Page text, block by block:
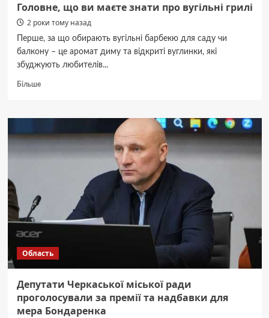
Головне, що ви маєте знати про вугільні грилі
2 роки тому назад
Перше, за що обирають вугільні барбекю для саду чи
балкону – це аромат диму та відкриті вуглинки, які
збуджують любителів...
БільшеДокладніше
що
маєте
Область
Депутати Черкаської міської ради
проголосували за премії та надбавки для
мера Бондаренка